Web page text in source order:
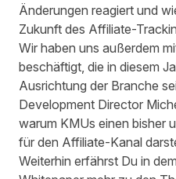
Änderungen reagiert und
Zukunft des Affiliate-
Wir haben uns außerdem
beschäftigt, die in diesem
Ausrichtung der Branche
Development Director
warum KMUs einen bisher
für den Affiliate-Kanal
Weiterhin erfährst Du in